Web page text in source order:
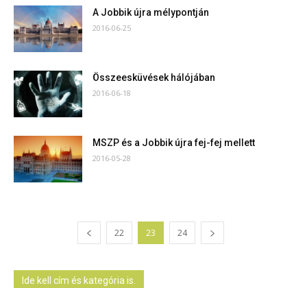
A Jobbik újra mélypontján
2016-06-25
Összeesküvések hálójában
2016-06-18
MSZP és a Jobbik újra fej-fej mellett
2016-05-28
22 23 24
Ide kell cím és kategória is.